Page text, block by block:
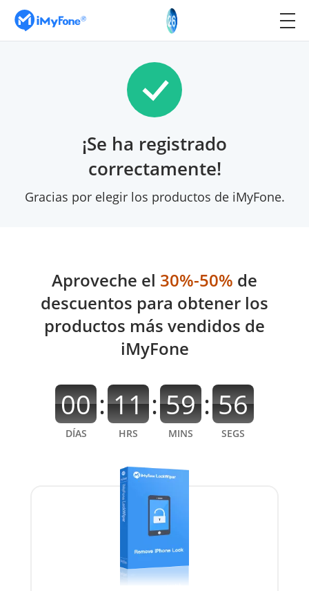
¡Se ha registrado
correctamente!
Gracias por elegir los productos de iMyFone.
Aproveche el 30%-50% de
descuentos para obtener los
productos más vendidos de
iMyFone
00
DÍAS
: 11
HRS
: 59
MINS
: 56
SEGS